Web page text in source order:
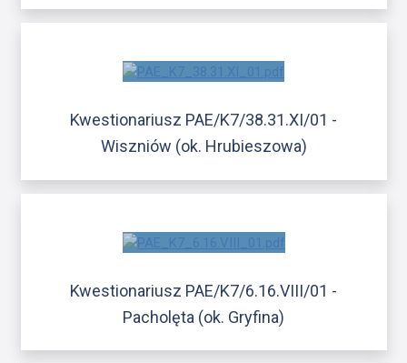
Kwestionariusz PAE/K7/38.31.XI/01 -
Wiszniów (ok. Hrubieszowa)
Kwestionariusz PAE/K7/6.16.VIII/01 -
Pacholęta (ok. Gryfina)